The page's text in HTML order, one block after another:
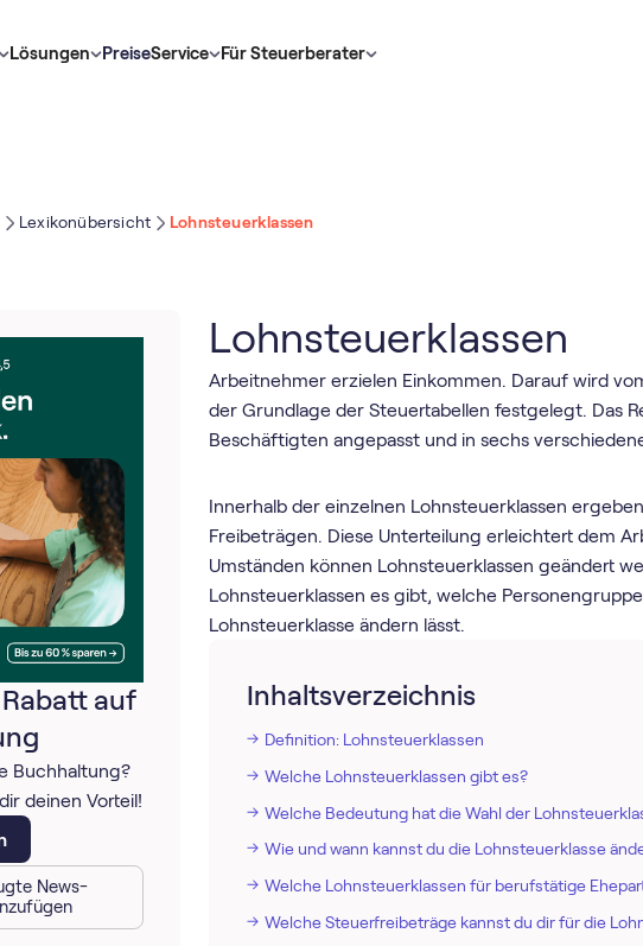
Lösungen PreiseService Für Steuerberater
Lexikonübersicht Lohnsteuerklassen
auf
Buchhaltung?
deinen Vorteil!
News-
Lohnsteuerklassen
Arbeitnehmer erzielen Einkommen. Darauf wird
der Grundlage der Steuertabellen festgelegt. Das
Beschäftigten angepasst und in sechs
Innerhalb der einzelnen Lohnsteuerklassen
Freibeträgen. Diese Unterteilung erleichtert dem
Umständen können Lohnsteuerklassen geändert
Lohnsteuerklassen es gibt, welche
Lohnsteuerklasse ändern lässt.
Inhaltsverzeichnis
Definition: Lohnsteuerklassen
Welche Lohnsteuerklassen gibt es?
Welche Bedeutung hat die Wahl der
Wie und wann kannst du die Lohnsteuerklasse
Welche Lohnsteuerklassen für berufstätige
Welche Steuerfreibeträge kannst du dir für die